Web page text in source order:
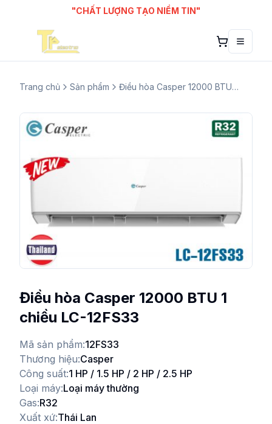
"CHẤT LƯỢNG TẠO NIỀM TIN"
Toggle
Trang chủ Sản phẩm Điều hòa Casper 12000 BTU 1 chiều LC-12FS33
Điều hòa Casper 12000 BTU 1
chiều LC-12FS33
Mã sản phẩm:12FS33
Thương hiệu:Casper
Công suất:1 HP / 1.5 HP / 2 HP / 2.5 HP
Loại máy:Loại máy thường
Gas:R32
Xuất xứ:Thái Lan